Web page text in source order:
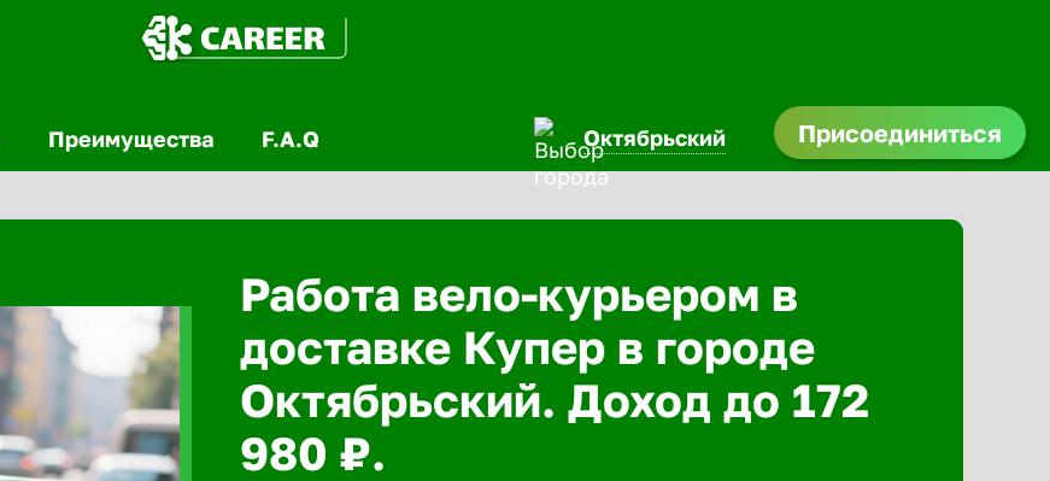
Преимущества F.A.Q Октябрьский Присоединиться
Работа вело-курьером в
доставке Купер в городе
Октябрьский. Доход до 172
980 ₽.